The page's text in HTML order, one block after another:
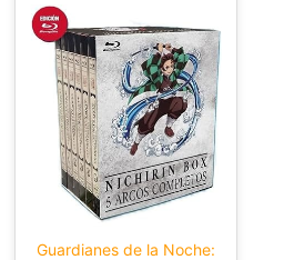
Guardianes de la Noche: